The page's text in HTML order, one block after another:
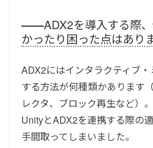
――ADX2を導入する際
かったり困った点はあり
ADX2にはインタラクティブ
する方法が何種類かあります
レクタ、ブロック再生など）
UnityとADX2を連携する際の
手間取ってしまいました。